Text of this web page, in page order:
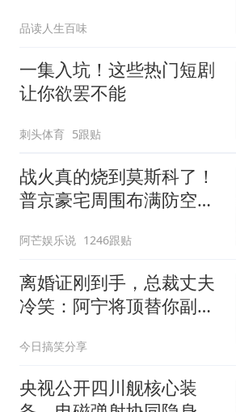
品读人生百味
一集入坑！这些热门短剧
让你欲罢不能
刺头体育 5跟贴
战火真的烧到莫斯科了！
普京豪宅周围布满防空
阿芒娱乐说 1246跟贴
离婚证刚到手，总裁丈夫
冷笑：阿宁将顶替你副总
今日搞笑分享
央视公开四川舰核心装